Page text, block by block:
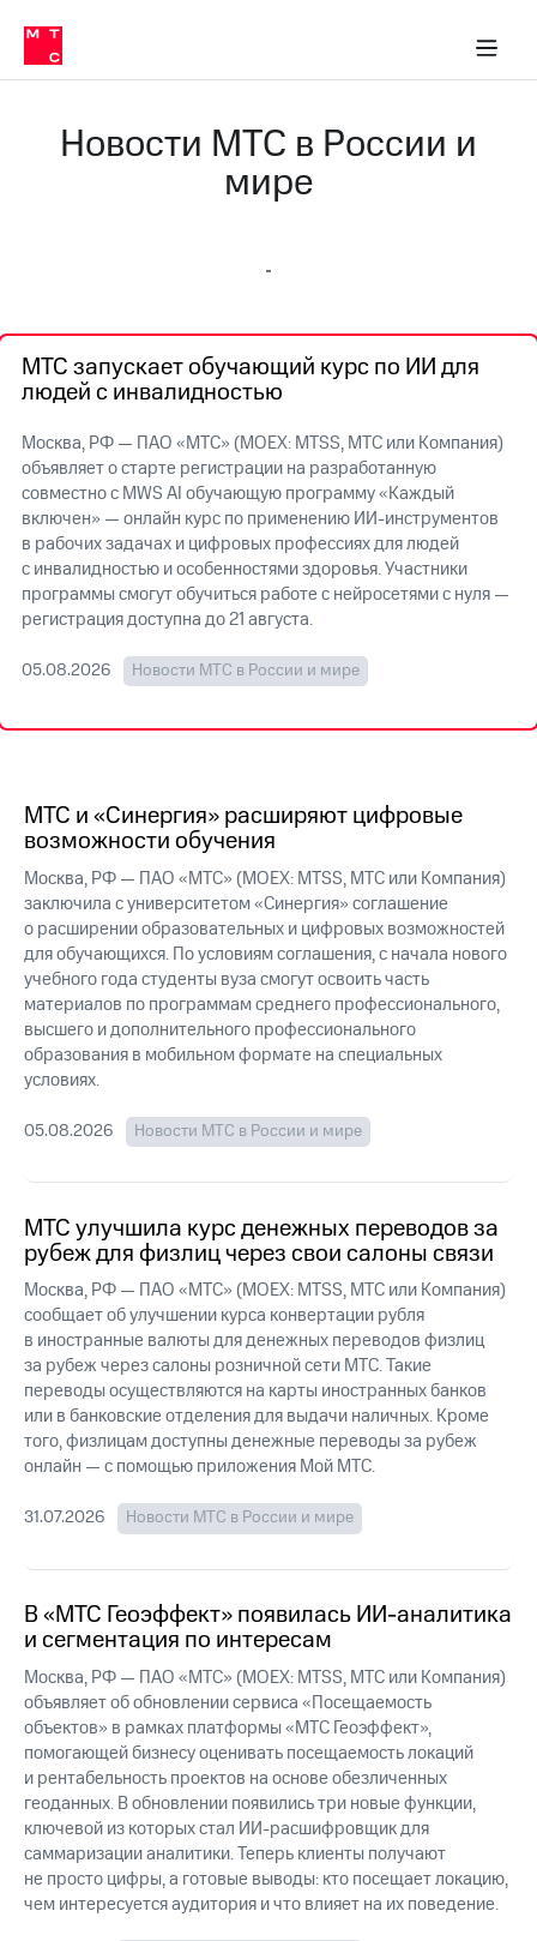
Медиа-центр
и акционерам
Устойчивое развитие
Комплаенс и деловая этика
компании
Правовая
информация
Контакты
Медиа-центр
Пресс-
релизы
МТС
о технологиях
Интервью
Финансовая
Контакты
Новости
в
регионе
и акционерам
Корпоративное
управление
Корпоративный
секретарь
Информация
акционерам
Собрания
акционеров
Личный
кабинет
акционера
Акционерный
капитал
Контроль
и
аудит
Рынок
Описание
Порядок
выкупа
акций
Дивиденды
Рынок
облигаций
Описание
Еврооблигации-2023
Уведомление
о
погашении
именных
облигаций
Карьера
в МТС
Новости МТС в России и
мире
МТС запускает обучающий курс по ИИ для
людей с инвалидностью
Москва, РФ — ПАО «МТС» (MOEX: MTSS, МТС или Компания)
объявляет о старте регистрации на разработанную
совместно с MWS AI обучающую программу «Каждый
включен» — онлайн курс по применению ИИ-инструментов
в рабочих задачах и цифровых профессиях для людей
с инвалидностью и особенностями здоровья. Участники
программы смогут обучиться работе с нейросетями с нуля —
регистрация доступна до 21 августа.
05.08.2026 Новости МТС в России и мире
МТС и «Синергия» расширяют цифровые
возможности обучения
Москва, РФ — ПАО «МТС» (MOEX: MTSS, МТС или Компания)
заключила с университетом «Синергия» соглашение
о расширении образовательных и цифровых возможностей
для обучающихся. По условиям соглашения, с начала нового
учебного года студенты вуза смогут освоить часть
материалов по программам среднего профессионального,
высшего и дополнительного профессионального
образования в мобильном формате на специальных
условиях.
05.08.2026 Новости МТС в России и мире
МТС улучшила курс денежных переводов за
рубеж для физлиц через свои салоны связи
Москва, РФ — ПАО «МТС» (MOEX: MTSS, МТС или Компания)
сообщает об улучшении курса конвертации рубля
в иностранные валюты для денежных переводов физлиц
за рубеж через салоны розничной сети МТС. Такие
переводы осуществляются на карты иностранных банков
или в банковские отделения для выдачи наличных. Кроме
того, физлицам доступны денежные переводы за рубеж
онлайн — с помощью приложения Мой МТС.
31.07.2026 Новости МТС в России и мире
В «МТС Геоэффект» появилась ИИ-аналитика
и сегментация по интересам
Москва, РФ — ПАО «МТС» (MOEX: MTSS, МТС или Компания)
объявляет об обновлении сервиса «Посещаемость
объектов» в рамках платформы «МТС Геоэффект»,
помогающей бизнесу оценивать посещаемость локаций
и рентабельность проектов на основе обезличенных
геоданных. В обновлении появились три новые функции,
ключевой из которых стал ИИ-расшифровщик для
саммаризации аналитики. Теперь клиенты получают
не просто цифры, а готовые выводы: кто посещает локацию,
чем интересуется аудитория и что влияет на их поведение.